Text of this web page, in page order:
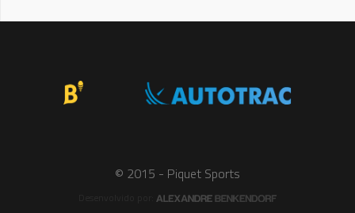
© 2015 - Piquet Sports